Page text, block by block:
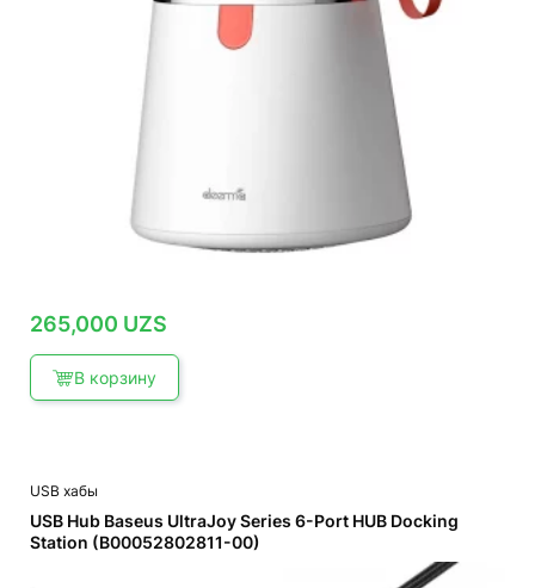
265,000 UZS
В корзину
USB хабы
USB Hub Baseus UltraJoy Series 6-Port HUB Docking
Station (B00052802811-00)